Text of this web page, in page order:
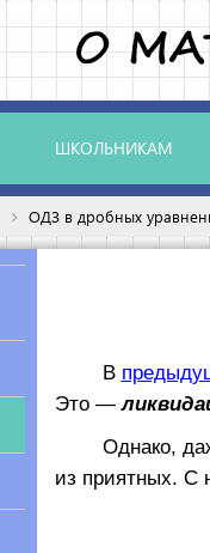
ШКОЛЬНИКАМ
ОДЗ в дробных
В
Это —
Однако, даже
из приятных. С